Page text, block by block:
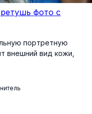
фото с
портретную
внешний вид кожи,